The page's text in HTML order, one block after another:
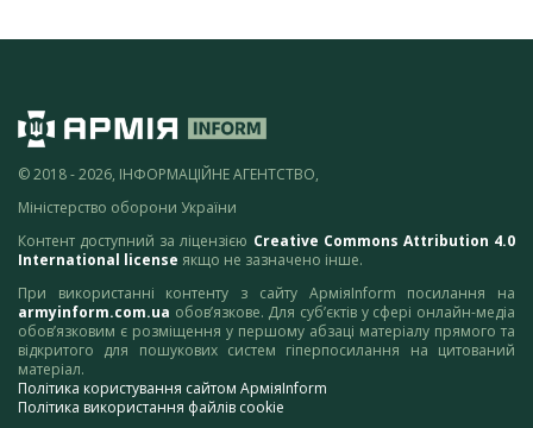
© 2018 - 2026, ІНФОРМАЦІЙНЕ АГЕНТСТВО,
Міністерство оборони України
Контент доступний за ліцензією Creative Commons Attribution 4.0
International license якщо не зазначено інше.
При використанні контенту з сайту АрміяInform посилання на
armyinform.com.ua обов’язкове. Для суб’єктів у сфері онлайн-медіа
обов’язковим є розміщення у першому абзаці матеріалу прямого та
відкритого для пошукових систем гіперпосилання на цитований
матеріал.
Політика користування сайтом АрміяInform
Політика використання файлів cookie